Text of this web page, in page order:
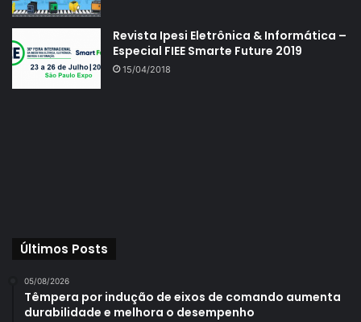
Revista Ipesi Eletrônica & Informática –
Especial FIEE Smarte Future 2019
15/04/2018
Últimos Posts
05/08/2026
Têmpera por indução de eixos de comando aumenta
durabilidade e melhora o desempenho